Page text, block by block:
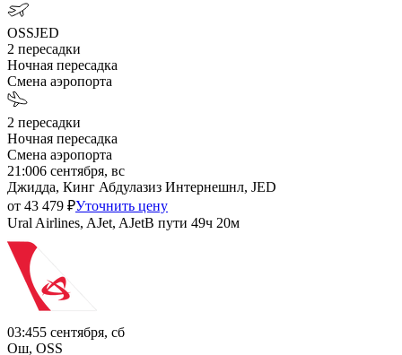
OSSJED
2 пересадки
Ночная пересадка
Смена аэропорта
2 пересадки
Ночная пересадка
Смена аэропорта
21:006 сентября, вс
Джидда, Кинг Абдулазиз Интернешнл, JED
от 43 479 ₽Уточнить цену
Ural Airlines, AJet, AJetВ пути 49ч 20м
03:455 сентября, сб
Ош, OSS